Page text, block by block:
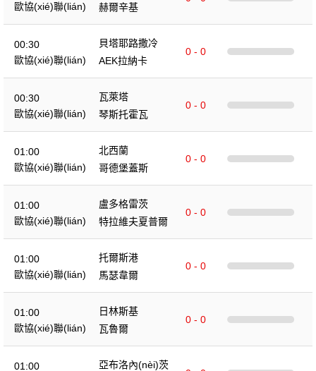
歐協(xié)聯(lián)
赫爾辛基
00:30
歐協(xié)聯(lián)
貝塔耶路撒冷
0 - 0
AEK拉納卡
00:30
歐協(xié)聯(lián)
瓦萊塔
0 - 0
琴斯托霍瓦
01:00
歐協(xié)聯(lián)
北西蘭
0 - 0
哥德堡蓋斯
01:00
歐協(xié)聯(lián)
盧多格雷茨
0 - 0
特拉維夫夏普爾
01:00
歐協(xié)聯(lián)
托爾斯港
0 - 0
馬瑟韋爾
01:00
歐協(xié)聯(lián)
日林斯基
0 - 0
瓦魯爾
01:00
亞布洛內(nèi)茨